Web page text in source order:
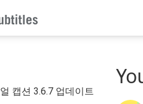
캡션 3.6.7 업데이트